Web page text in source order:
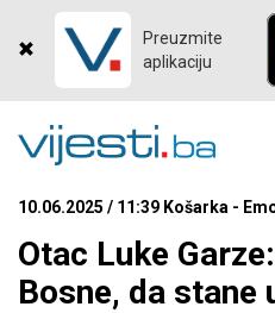
Preuzmite
aplikaciju
10.06.2025 / 11:39 Košarka -
Otac Luke
Bosne, da stane